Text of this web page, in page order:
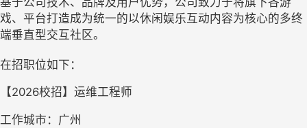
戏、平台打造成为统一的以休闲娱乐互动内容为核心的多终
端垂直型交互社区。
在招职位如下：
【2026校招】运维工程师
工作城市：广州